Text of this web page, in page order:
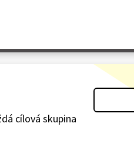
cílová skupina